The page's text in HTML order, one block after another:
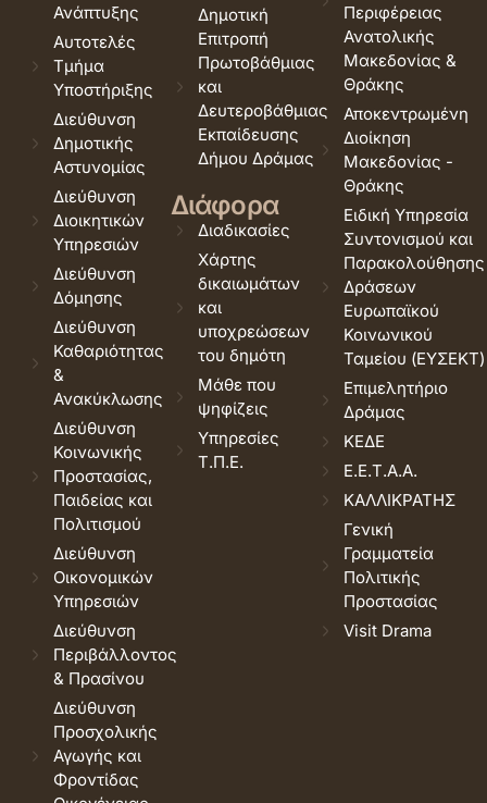
Ανάπτυξης
Αυτοτελές
Τμήμα
Υποστήριξης
Διεύθυνση
Δημοτικής
Αστυνομίας
Διεύθυνση
Διοικητικών
Υπηρεσιών
Διεύθυνση
Δόμησης
Διεύθυνση
Καθαριότητας
&
Ανακύκλωσης
Διεύθυνση
Κοινωνικής
Προστασίας,
Παιδείας και
Πολιτισμού
Διεύθυνση
Οικονομικών
Υπηρεσιών
Διεύθυνση
Περιβάλλοντος
& Πρασίνου
Διεύθυνση
Προσχολικής
Αγωγής και
Φροντίδας
Δημοτική
Επιτροπή
Πρωτοβάθμιας
και
Δευτεροβάθμιας
Εκπαίδευσης
Δήμου Δράμας
Διάφορα
Διαδικασίες
Χάρτης
δικαιωμάτων
και
υποχρεώσεων
του δημότη
Μάθε που
ψηφίζεις
Υπηρεσίες
Τ.Π.Ε.
Περιφέρειας
Ανατολικής
Μακεδονίας &
Θράκης
Αποκεντρωμένη
Διοίκηση
Μακεδονίας -
Θράκης
Ειδική Υπηρεσία
Συντονισμού και
Παρακολούθησης
Δράσεων
Ευρωπαϊκού
Κοινωνικού
Ταμείου (ΕΥΣΕΚΤ)
Επιμελητήριο
Δράμας
ΚΕΔΕ
Ε.Ε.Τ.Α.Α.
ΚΑΛΛΙΚΡΑΤΗΣ
Γενική
Γραμματεία
Πολιτικής
Προστασίας
Visit Drama